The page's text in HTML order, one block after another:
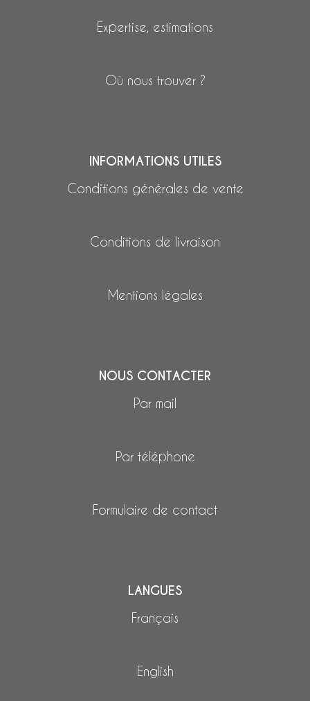
Expertise, estimations
Où nous trouver ?
INFORMATIONS UTILES
Conditions générales de vente
Conditions de livraison
Mentions légales
NOUS CONTACTER
Par mail
Par téléphone
Formulaire de contact
LANGUES
Français
English